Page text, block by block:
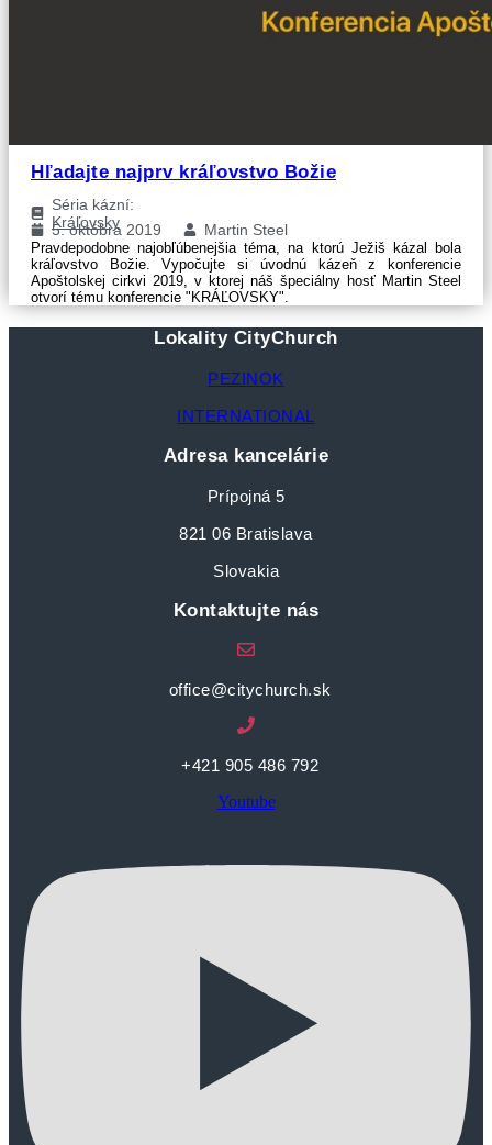
Hľadajte najprv kráľovstvo Božie
Séria kázní:
Kráľovsky
5. októbra 2019 Martin Steel
Pravdepodobne najobľúbenejšia téma, na ktorú Ježiš kázal bola
kráľovstvo Božie. Vypočujte si úvodnú kázeň z konferencie
Apoštolskej cirkvi 2019, v ktorej náš špeciálny hosť Martin Steel
otvorí tému konferencie "KRÁĽOVSKY".
Lokality CityChurch
PEZINOK
INTERNATIONAL
Adresa kancelárie
Prípojná 5
821 06 Bratislava
Slovakia
Kontaktujte nás
office@citychurch.sk
+421 905 486 792
Youtube